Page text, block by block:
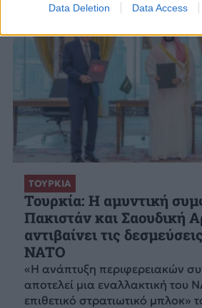
Data Deletion Data Access
ΤΟΥΡΚΙΑ
Τουρκία: Η αμυντική
Πακιστάν και Σαουδική
αντιβαίνει τις
NATO
«Η ανάπτυξη περιφερειακών
αποτελεί μια εναλλακτική του
επιθετικό στρατιωτικό μπλοκ»